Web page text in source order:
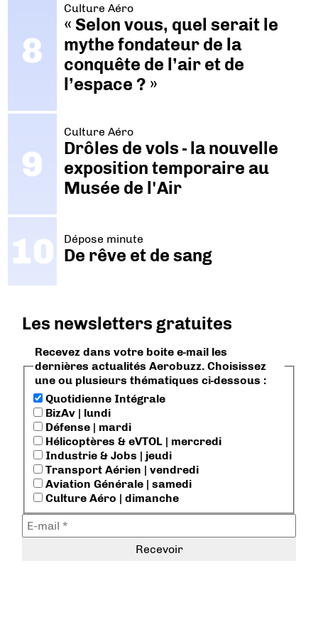
Culture Aéro
« Selon vous, quel serait le
mythe fondateur de la
conquête de l’air et de
l’espace ? »
Culture Aéro
Drôles de vols - la nouvelle
exposition temporaire au
Musée de l'Air
Dépose minute
De rêve et de sang
Les newsletters gratuites
Recevez dans votre boite e-mail les
dernières actualités Aerobuzz. Choisissez
une ou plusieurs thématiques ci-dessous :
Quotidienne Intégrale
BizAv | lundi
Défense | mardi
Hélicoptères & eVTOL | mercredi
Industrie & Jobs | jeudi
Transport Aérien | vendredi
Aviation Générale | samedi
Culture Aéro | dimanche